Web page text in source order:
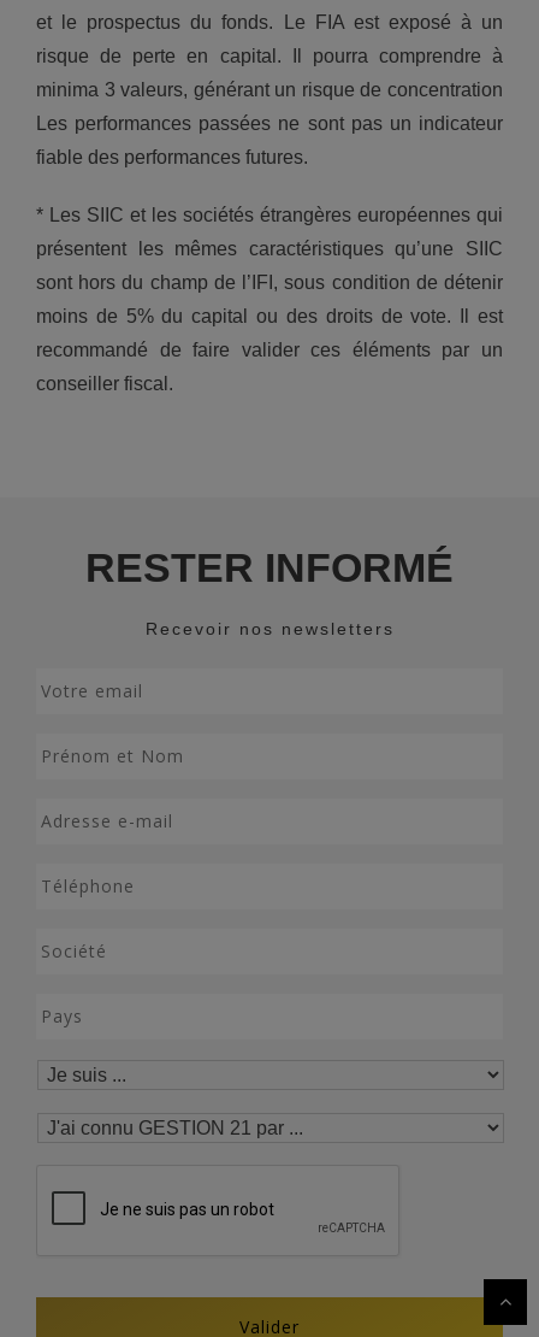
et le prospectus du fonds. Le FIA est exposé à un
risque de perte en capital. Il pourra comprendre à
minima 3 valeurs, générant un risque de concentration
Les performances passées ne sont pas un indicateur
fiable des performances futures.
* Les SIIC et les sociétés étrangères européennes qui
présentent les mêmes caractéristiques qu’une SIIC
sont hors du champ de l’IFI, sous condition de détenir
moins de 5% du capital ou des droits de vote. Il est
recommandé de faire valider ces éléments par un
conseiller fiscal.
RESTER INFORMÉ
Recevoir nos newsletters